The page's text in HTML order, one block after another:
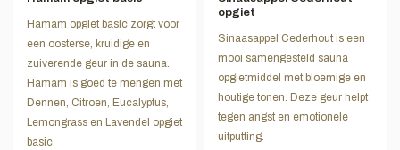
Hamam opgiet basic zorgt voor
een oosterse, kruidige en
zuiverende geur in de sauna.
Hamam is goed te mengen met
Dennen, Citroen, Eucalyptus,
Lemongrass en Lavendel opgiet
basic.
opgiet
Sinaasappel Cederhout is een
mooi samengesteld sauna
opgietmiddel met bloemige en
houtige tonen. Deze geur helpt
tegen angst en emotionele
uitputting.